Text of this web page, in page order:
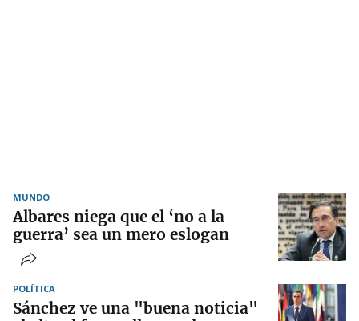
MUNDO
Albares niega que el ‘no a la
guerra’ sea un mero eslogan
POLÍTICA
Sánchez ve una "buena noticia"